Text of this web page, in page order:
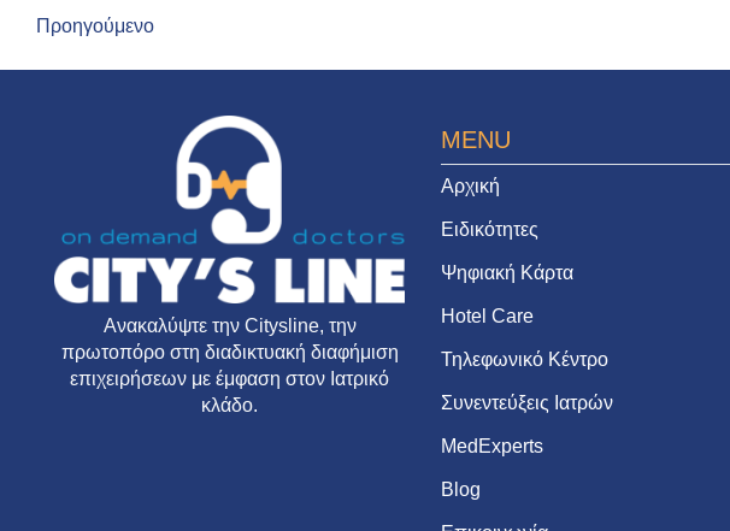
Προηγούμενο
Ανακαλύψτε την Citysline, την
πρωτοπόρο στη διαδικτυακή διαφήμιση
επιχειρήσεων με έμφαση στον Ιατρικό
κλάδο.
MENU
Αρχική
Ειδικότητες
Ψηφιακή Κάρτα
Hotel Care
Τηλεφωνικό Κέντρο
Συνεντεύξεις Ιατρών
MedExperts
Blog